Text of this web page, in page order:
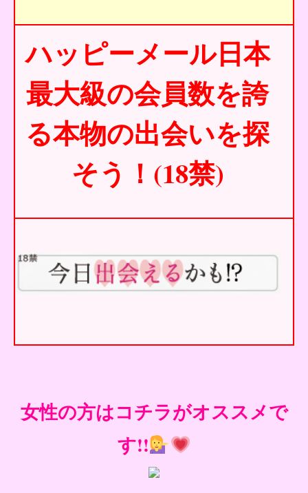
ハッピーメール日本
最大級の会員数を誇
る本物の出会いを探
そう！(18禁)
女性の方はコチラがオススメで
す!!